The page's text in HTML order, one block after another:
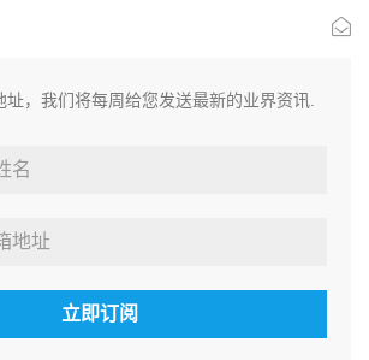
，我们将每周给您发送最新的业界资讯.
立即订阅